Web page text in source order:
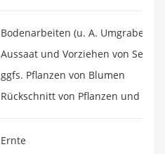
Bodenarbeiten (u. A. Umgraben,
Aussaat und Vorziehen von
ggfs. Pflanzen von Blumen
Rückschnitt von Pflanzen und
Ernte